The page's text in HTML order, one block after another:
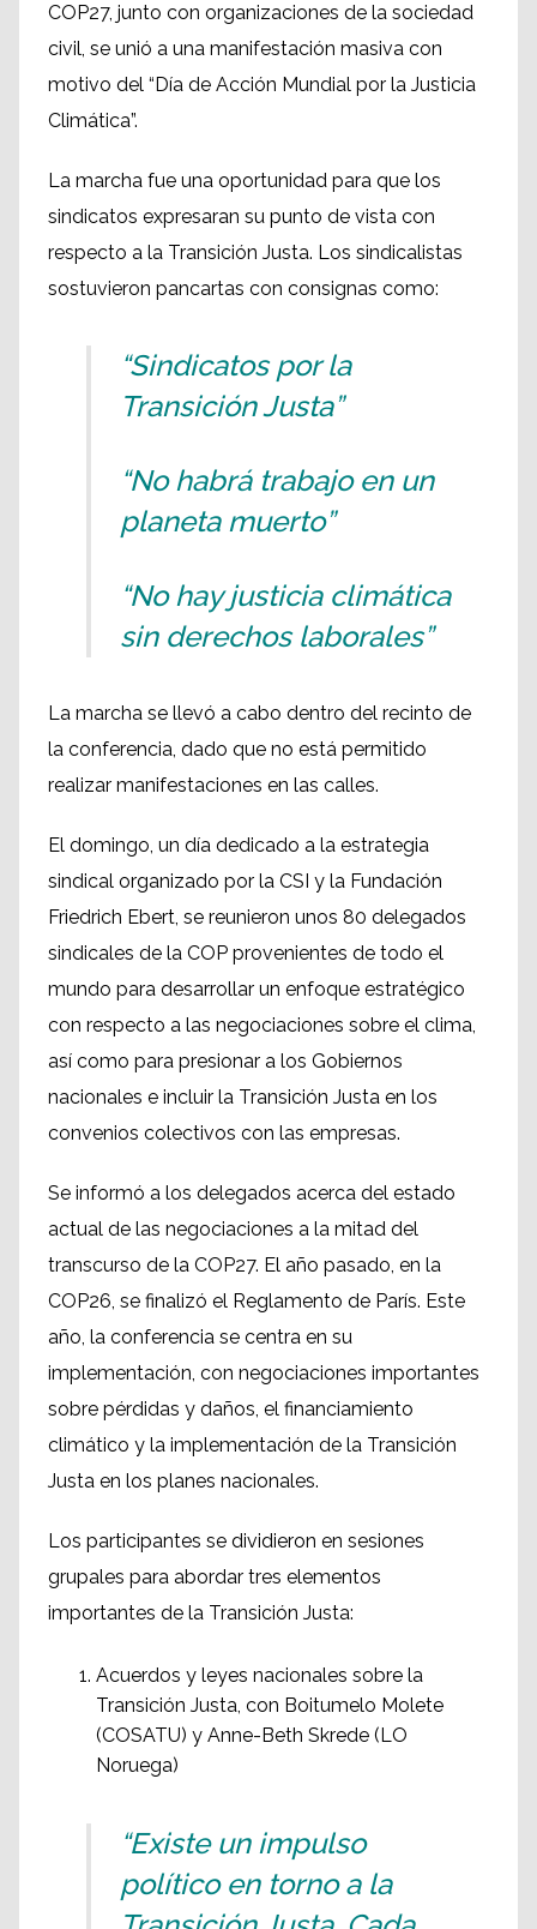
COP27, junto con organizaciones de la sociedad
civil, se unió a una manifestación masiva con
motivo del “Día de Acción Mundial por la Justicia
Climática”.
La marcha fue una oportunidad para que los
sindicatos expresaran su punto de vista con
respecto a la Transición Justa. Los sindicalistas
sostuvieron pancartas con consignas como:
“Sindicatos por la
Transición Justa”
“No habrá trabajo en un
planeta muerto”
“No hay justicia climática
sin derechos laborales”
La marcha se llevó a cabo dentro del recinto de
la conferencia, dado que no está permitido
realizar manifestaciones en las calles.
El domingo, un día dedicado a la estrategia
sindical organizado por la CSI y la Fundación
Friedrich Ebert, se reunieron unos 80 delegados
sindicales de la COP provenientes de todo el
mundo para desarrollar un enfoque estratégico
con respecto a las negociaciones sobre el clima,
así como para presionar a los Gobiernos
nacionales e incluir la Transición Justa en los
convenios colectivos con las empresas.
Se informó a los delegados acerca del estado
actual de las negociaciones a la mitad del
transcurso de la COP27. El año pasado, en la
COP26, se finalizó el Reglamento de París. Este
año, la conferencia se centra en su
implementación, con negociaciones importantes
sobre pérdidas y daños, el financiamiento
climático y la implementación de la Transición
Justa en los planes nacionales.
Los participantes se dividieron en sesiones
grupales para abordar tres elementos
importantes de la Transición Justa:
Acuerdos y leyes nacionales sobre la
Transición Justa, con Boitumelo Molete
(COSATU) y Anne-Beth Skrede (LO
Noruega)
“Existe un impulso
político en torno a la